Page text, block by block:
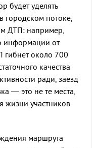
будет уделять
городском потоке,
ДТП: например,
информации от
около 700
качества
ради, заезд
— это не те места,
жизни участников
маршрута